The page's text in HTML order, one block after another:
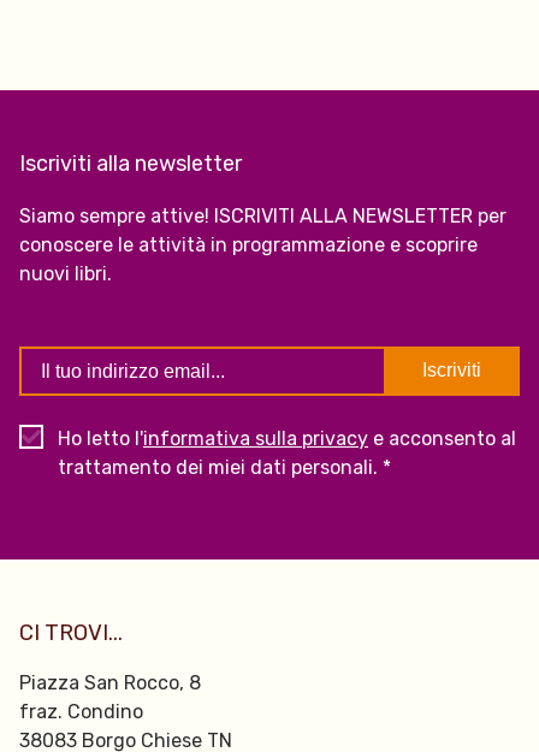
Iscriviti alla newsletter
Siamo sempre attive! ISCRIVITI ALLA NEWSLETTER per
conoscere le attività in programmazione e scoprire
nuovi libri.
Ho letto l'informativa sulla privacy e acconsento al
trattamento dei miei dati personali. *
CI TROVI...
Piazza San Rocco, 8
fraz. Condino
38083 Borgo Chiese TN